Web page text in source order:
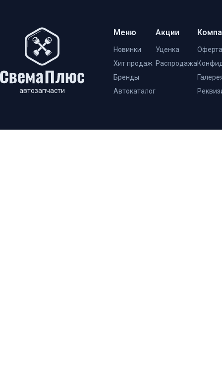
автозапчасти
Меню
Новинки
Хит продаж
Бренды
Автокаталог
Акции
Уценка
Распродажа
Оферта